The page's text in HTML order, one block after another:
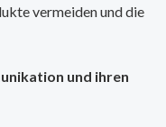
vermeiden und die
und ihren